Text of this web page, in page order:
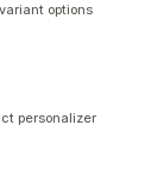
options
personalizer